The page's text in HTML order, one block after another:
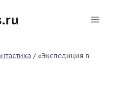
/ «Экспедиция в